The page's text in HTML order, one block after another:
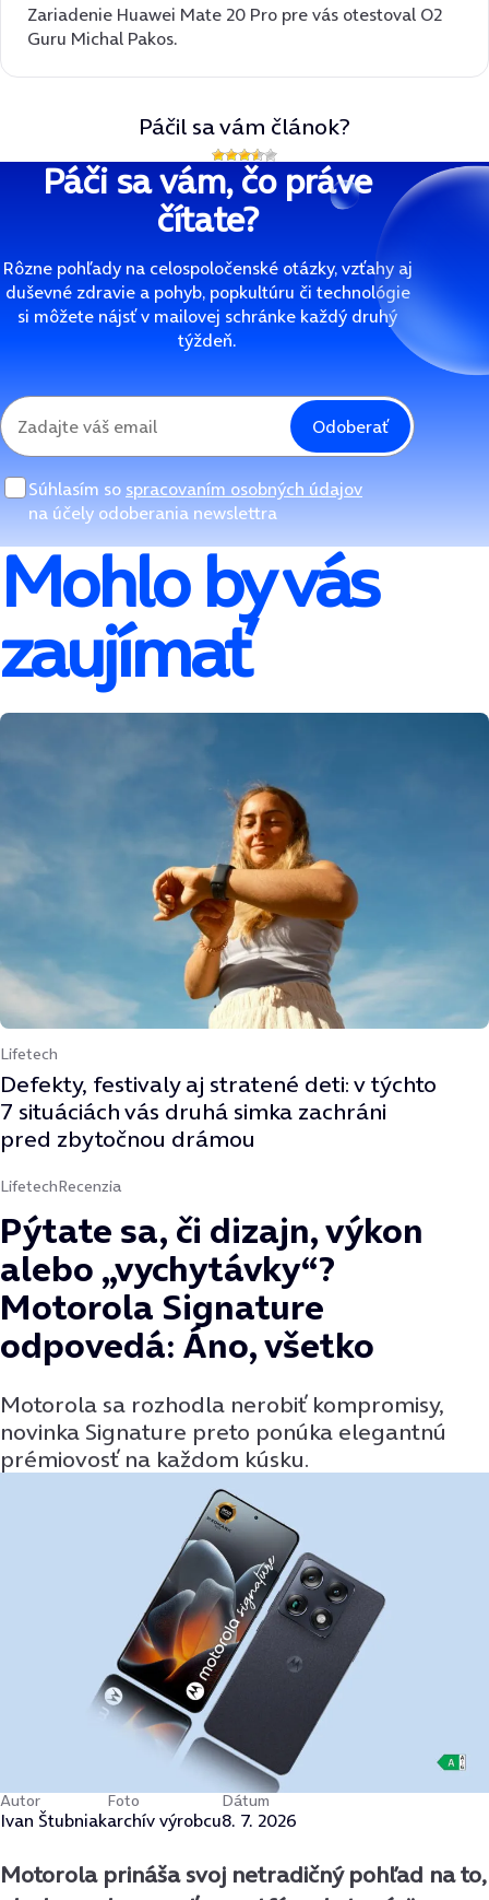
Zariadenie Huawei Mate 20 Pro pre vás otestoval O2
Guru Michal Pakos.
Páčil sa vám článok?
Páči sa vám, čo práve
čítate?
Rôzne pohľady na celospoločenské otázky, vzťahy aj
duševné zdravie a pohyb, popkultúru či technológie
si môžete nájsť v mailovej schránke každý druhý
týždeň.
Odoberať
Súhlasím so spracovaním osobných údajov
na účely odoberania newslettra
Mohlo by vás
zaujímať
Lifetech
Defekty, festivaly aj stratené deti: v týchto
7 situáciách vás druhá simka zachráni
pred zbytočnou drámou
LifetechRecenzia
Pýtate sa, či dizajn, výkon
alebo „vychytávky“?
Motorola Signature
odpovedá: Áno, všetko
Motorola sa rozhodla nerobiť kompromisy,
novinka Signature preto ponúka elegantnú
prémiovosť na každom kúsku.
Autor
Ivan Štubniak
Foto
archív výrobcu
Dátum
8. 7. 2026
Motorola prináša svoj netradičný pohľad na to,